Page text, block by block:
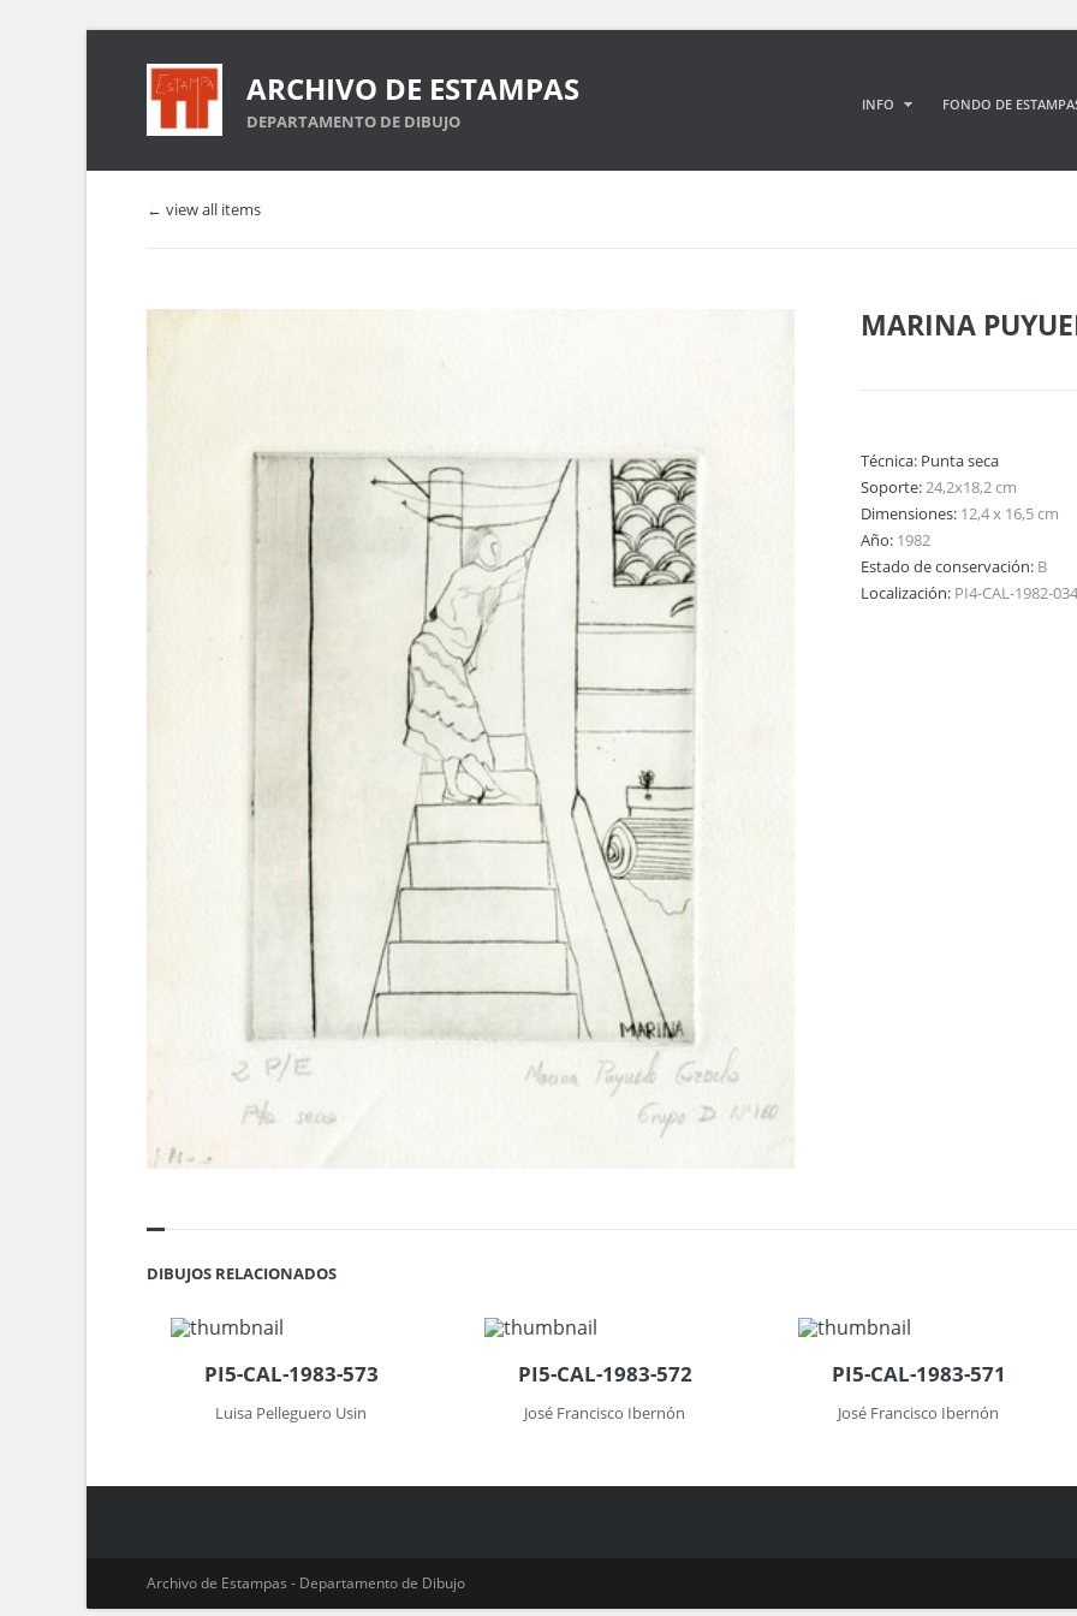
ARCHIVO DE ESTAMPAS
DEPARTAMENTO DE DIBUJO
INFO FONDO DE
← view all items
MARINA
Técnica: Punta seca
Soporte:24,2x18,2 cm
Dimensiones: 12,4 x 16,5 cm
Año: 1982
Estado de conservación: B
Localización: PI4-CAL-1982-034
DIBUJOS RELACIONADOS
PI5-CAL-1983-573
Luisa Pelleguero Usin
PI5-CAL-1983-572
José Francisco Ibernón
PI5-CAL-1983-571
José Francisco Ibernón
Archivo de Estampas - Departamento de Dibujo